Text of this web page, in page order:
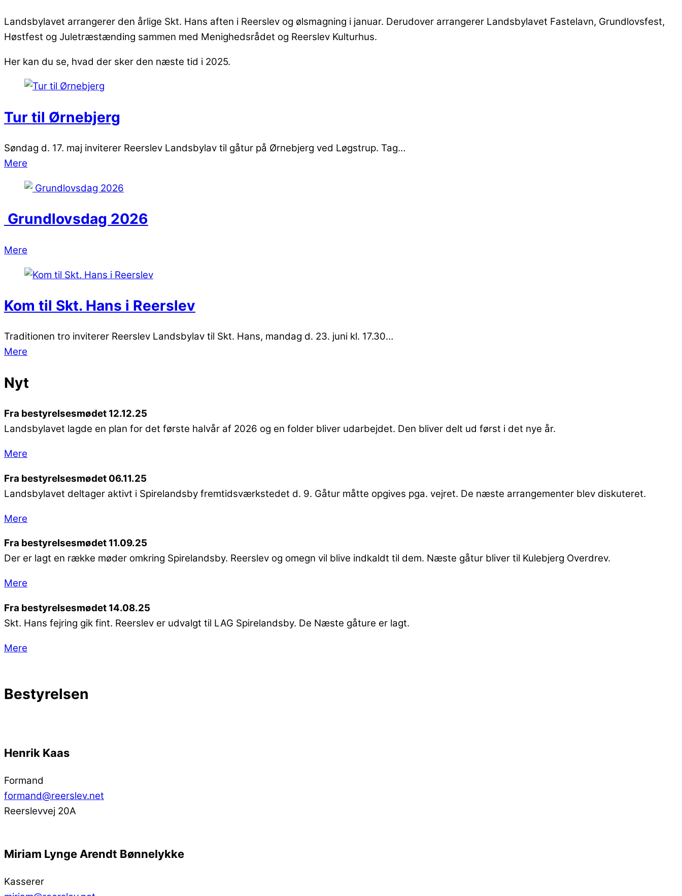
Landsbylavet arrangerer den årlige Skt. Hans aften i Reerslev og ølsmagning i januar. Derudover arrangerer Landsbylavet Fastelavn, Grundlovsfest,
Høstfest og Juletræstænding sammen med Menighedsrådet og Reerslev Kulturhus.
Her kan du se, hvad der sker den næste tid i 2025.
Tur til Ørnebjerg
Søndag d. 17. maj inviterer Reerslev Landsbylav til gåtur på Ørnebjerg ved Løgstrup. Tag…
Mere
Grundlovsdag 2026
Mere
Kom til Skt. Hans i Reerslev
Traditionen tro inviterer Reerslev Landsbylav til Skt. Hans, mandag d. 23. juni kl. 17.30…
Mere
Nyt
Fra bestyrelsesmødet 12.12.25
Landsbylavet lagde en plan for det første halvår af 2026 og en folder bliver udarbejdet. Den bliver delt ud først i det nye år.
Mere
Fra bestyrelsesmødet 06.11.25
Landsbylavet deltager aktivt i Spirelandsby fremtidsværkstedet d. 9. Gåtur måtte opgives pga. vejret. De næste arrangementer blev diskuteret.
Mere
Fra bestyrelsesmødet 11.09.25
Der er lagt en række møder omkring Spirelandsby. Reerslev og omegn vil blive indkaldt til dem. Næste gåtur bliver til Kulebjerg Overdrev.
Mere
Fra bestyrelsesmødet 14.08.25
Skt. Hans fejring gik fint. Reerslev er udvalgt til LAG Spirelandsby. De Næste gåture er lagt.
Mere
Bestyrelsen
Henrik Kaas
Formand
formand@reerslev.net
Reerslevvej 20A
Miriam Lynge Arendt Bønnelykke
Kasserer